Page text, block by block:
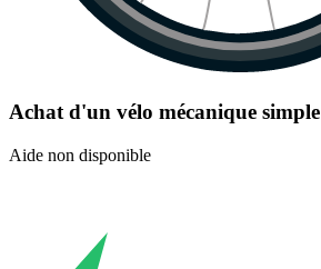
Achat d'un vélo mécanique simple
Aide non disponible